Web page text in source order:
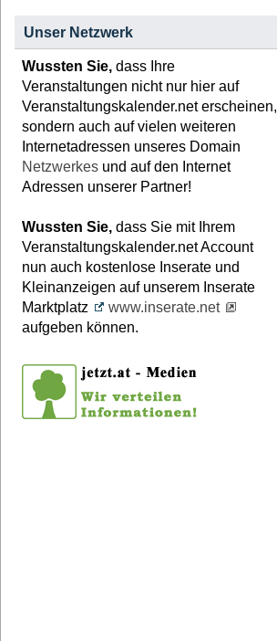
Unser Netzwerk
Wussten Sie, dass Ihre
Veranstaltungen nicht nur hier auf
Veranstaltungskalender.net erscheinen,
sondern auch auf vielen weiteren
Internetadressen unseres Domain
Netzwerkes und auf den Internet
Adressen unserer Partner!
Wussten Sie, dass Sie mit Ihrem
Veranstaltungskalender.net Account
nun auch kostenlose Inserate und
Kleinanzeigen auf unserem Inserate
Marktplatz
www.inserate.net
aufgeben können.